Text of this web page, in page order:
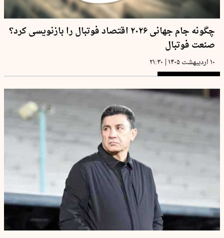
چگونه جام جهانی ۲۰۲۶ اقتصاد فوتبال را بازنویسی کرد؟
صنعت فوتبال
۱۰ اردیبهشت ۱۴۰۵ | ۲۱:۳۰